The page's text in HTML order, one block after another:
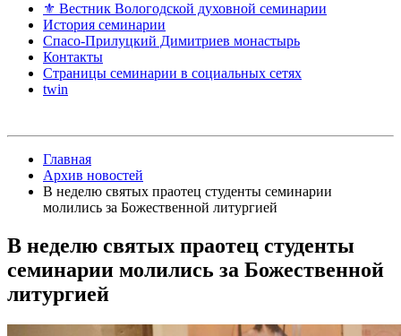
⚜ Вестник Вологодской духовной семинарии
История семинарии
Спасо-Прилуцкий Димитриев монастырь
Контакты
Страницы семинарии в социальных сетях
twin
Главная
Архив новостей
В неделю святых праотец студенты семинарии
молились за Божественной литургией
В неделю святых праотец студенты
семинарии молились за Божественной
литургией